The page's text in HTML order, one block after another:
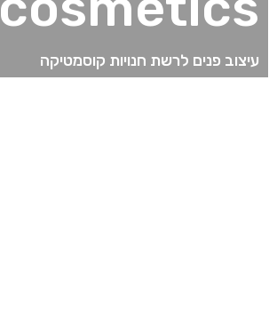
עיצוב פנים לרשת חנויות קוסמטיקה